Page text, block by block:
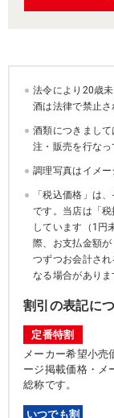
法令により20歳
酒は法律で禁止さ
酒類につきまし
注・販売を行なっ
調理写真はイメー
「税込価格」は
です。当店は「
しています（1円
際、お支払金額
つずつお会計さ
なる場合がありま
割引の表記に
定番特割
メーカー希望小
ージ掲載価格・メ
総称です。
いつでも割